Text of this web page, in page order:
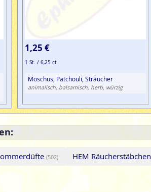
1,25 €
1 St. / 6,25 ct
Moschus, Patchouli, Sträucher
animalisch, balsamisch, herb, würzig
(502) HEM Räucherstäbchen